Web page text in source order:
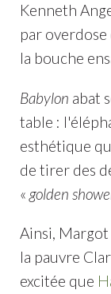
Kenneth
par
la bouche
Babylon abat
table :
esthétique
de tirer des
« golden
Ainsi,
la pauvre
excitée que